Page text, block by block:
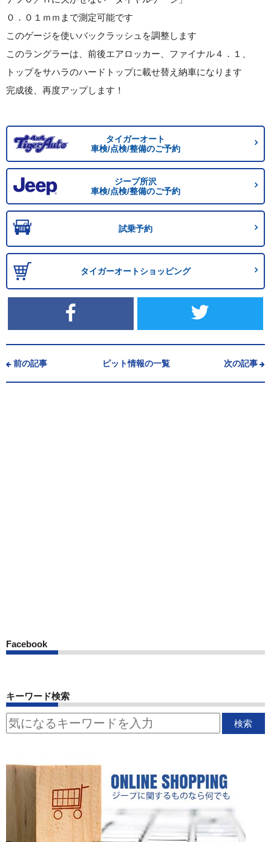
０．０１ｍｍまで測定可能です
このゲージを使いバックラッシュを調整します
このラングラーは、前後エアロッカー、ファイナル４．１、
トップをサハラのハードトップに載せ替え納車になります
完成後、再度アップします！
タイガーオート
車検/点検/整備のご予約
ジープ所沢
車検/点検/整備のご予約
試乗予約
タイガーオートショッピング
前の記事 ピット情報の一覧 次の記事
Facebook
キーワード検索